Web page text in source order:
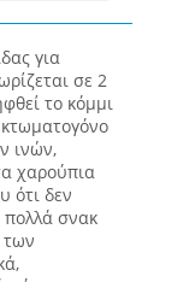
για
σε 2
το κόμμι
ινών,
χαρούπια
ότι δεν
πολλά σνακ
των